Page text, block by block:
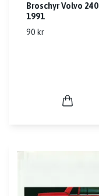
Broschyr Volvo 240
1991
90 kr